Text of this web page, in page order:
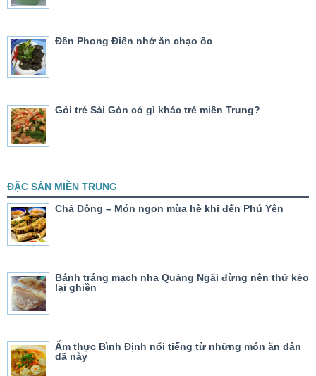
Đến Phong Điền nhớ ăn chạo ốc
Gỏi tré Sài Gòn có gì khác tré miền Trung?
ĐẶC SẢN MIỀN TRUNG
Chả Dông – Món ngon mùa hè khi đến Phú Yên
Bánh tráng mạch nha Quảng Ngãi đừng nên thử kẻo
lại ghiền
Ẩm thực Bình Định nổi tiếng từ những món ăn dân
dã này